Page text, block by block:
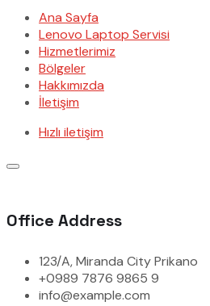
Ana Sayfa
Lenovo Laptop Servisi
Hizmetlerimiz
Bölgeler
Hakkımızda
İletişim
Hızlı iletişim
Office Address
123/A, Miranda City Prikano
+0989 7876 9865 9
info@example.com